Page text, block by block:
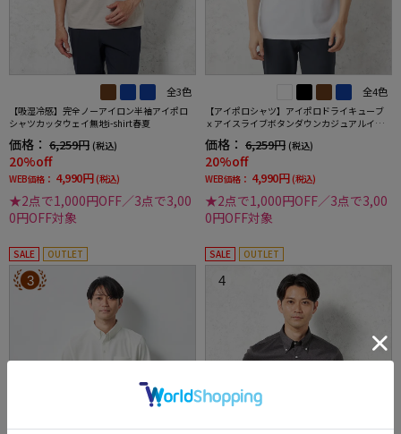
全3色
【吸湿冷感】完全ノーアイロン半袖アイポロ
シャツカッタウェイ無地i-shirt春夏
価格： 6,259円 (税込)
20%off
WEB価格： 4,990円 (税込)
★2点で1,000円OFF／3点で3,00
0円OFF対象
全4色
【アイポロシャツ】アイポロドライキューブ
ｘアイスライブボタンダウンカジュアルイン
ナー吸汗速乾抗菌加工ストレッチ形態安定春
夏
価格： 6,259円 (税込)
20%off
WEB価格： 4,990円 (税込)
★2点で1,000円OFF／3点で3,00
0円OFF対象
SALE OUTLET
3
SALE OUTLET
4